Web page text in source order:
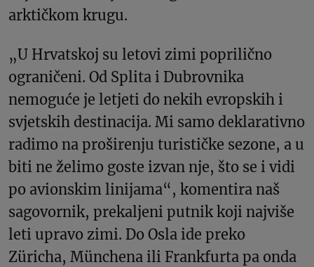
arktičkom krugu.
„U Hrvatskoj su letovi zimi poprilično
ograničeni. Od Splita i Dubrovnika
nemoguće je letjeti do nekih evropskih i
svjetskih destinacija. Mi samo deklarativno
radimo na proširenju turističke sezone, a u
biti ne želimo goste izvan nje, što se i vidi
po avionskim linijama“, komentira naš
sagovornik, prekaljeni putnik koji najviše
leti upravo zimi. Do Osla ide preko
Züricha, Münchena ili Frankfurta pa onda